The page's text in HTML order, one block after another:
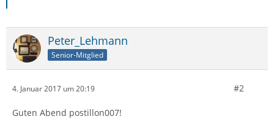
Peter_Lehmann
Senior-Mitglied
4. Januar 2017 um 20:19 #2
Guten Abend postillon007!